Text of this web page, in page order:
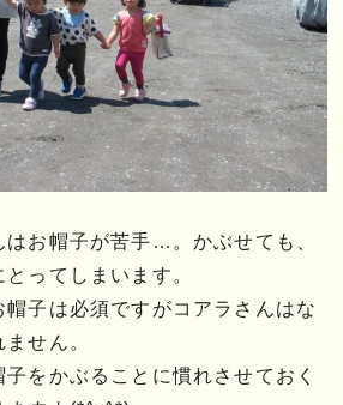
はお帽子が苦手…。かぶせても、
ってしまいます。
帽子は必須ですがコアラさんはな
せん。
をかぶることに慣れさせておく